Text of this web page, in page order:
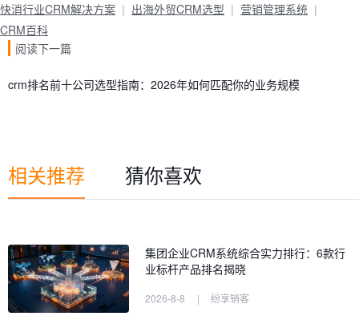
快消行业CRM解决方案
出海外贸CRM选型
营销管理系统
CRM百科
阅读下一篇
crm排名前十公司选型指南：2026年如何匹配你的业务规模
相关推荐 猜你喜欢
集团企业CRM系统综合实力排行：6款行
业标杆产品排名揭晓
2026-8-8 | 纷享销客